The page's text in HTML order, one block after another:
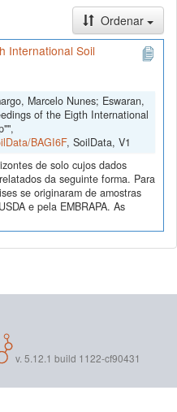
Ordenar
International Soil
Marcelo Nunes; Eswaran,
of the Eigth International
BAGI6F, SoilData, V1
de solo cujos dados
da seguinte forma. Para
se originaram de amostras
e pela EMBRAPA. As
v. 5.12.1 build 1122-cf90431